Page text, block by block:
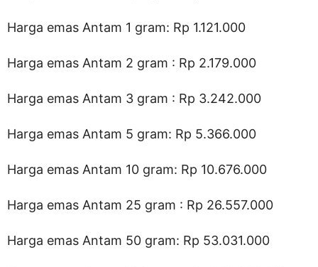
Harga emas Antam 1 gram: Rp 1.121.000
Harga emas Antam 2 gram : Rp 2.179.000
Harga emas Antam 3 gram : Rp 3.242.000
Harga emas Antam 5 gram: Rp 5.366.000
Harga emas Antam 10 gram: Rp 10.676.000
Harga emas Antam 25 gram : Rp 26.557.000
Harga emas Antam 50 gram: Rp 53.031.000